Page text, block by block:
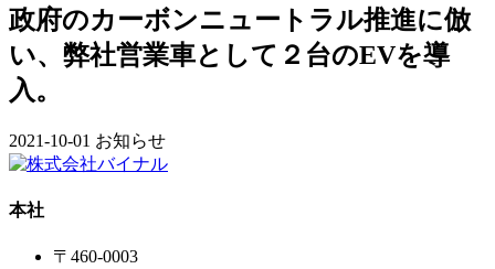
政府のカーボンニュートラル推進に倣
い、弊社営業車として２台のEVを導
入。
2021-10-01 お知らせ
本社
〒460-0003